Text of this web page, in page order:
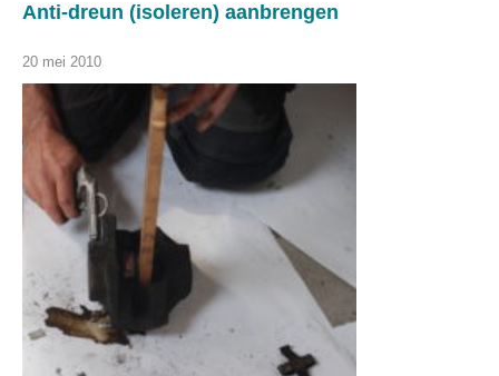
Anti-dreun (isoleren) aanbrengen
20 mei 2010